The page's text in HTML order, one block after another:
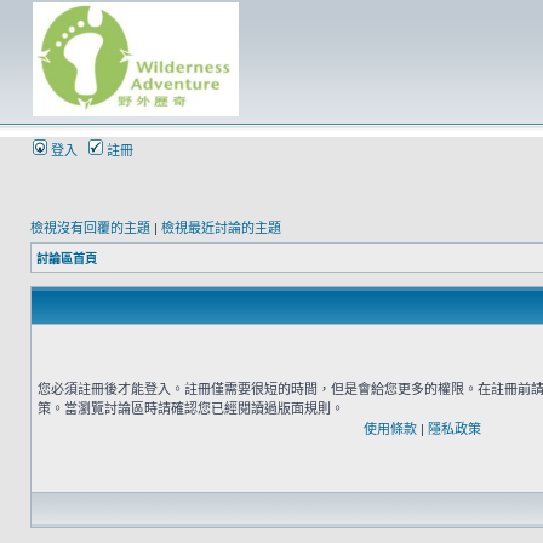
登入 註冊
檢視沒有回覆的主題 | 檢視最近討論的主題
討論區首頁
您必須註冊後才能登入。註冊僅需要很短的時間，但是會給您更多的權限。在註冊前
策。當瀏覽討論區時請確認您已經閱讀過版面規則。
使用條款 | 隱私政策